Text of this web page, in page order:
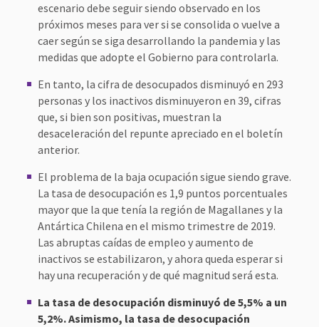
escenario debe seguir siendo observado en los
próximos meses para ver si se consolida o vuelve a
caer según se siga desarrollando la pandemia y las
medidas que adopte el Gobierno para controlarla.
En tanto, la cifra de desocupados disminuyó en 293
personas y los inactivos disminuyeron en 39, cifras
que, si bien son positivas, muestran la
desaceleración del repunte apreciado en el boletín
anterior.
El problema de la baja ocupación sigue siendo grave.
La tasa de desocupación es 1,9 puntos porcentuales
mayor que la que tenía la región de Magallanes y la
Antártica Chilena en el mismo trimestre de 2019.
Las abruptas caídas de empleo y aumento de
inactivos se estabilizaron, y ahora queda esperar si
hay una recuperación y de qué magnitud será esta.
La tasa de desocupación disminuyó de 5,5% a un
5,2%. Asimismo, la tasa de desocupación